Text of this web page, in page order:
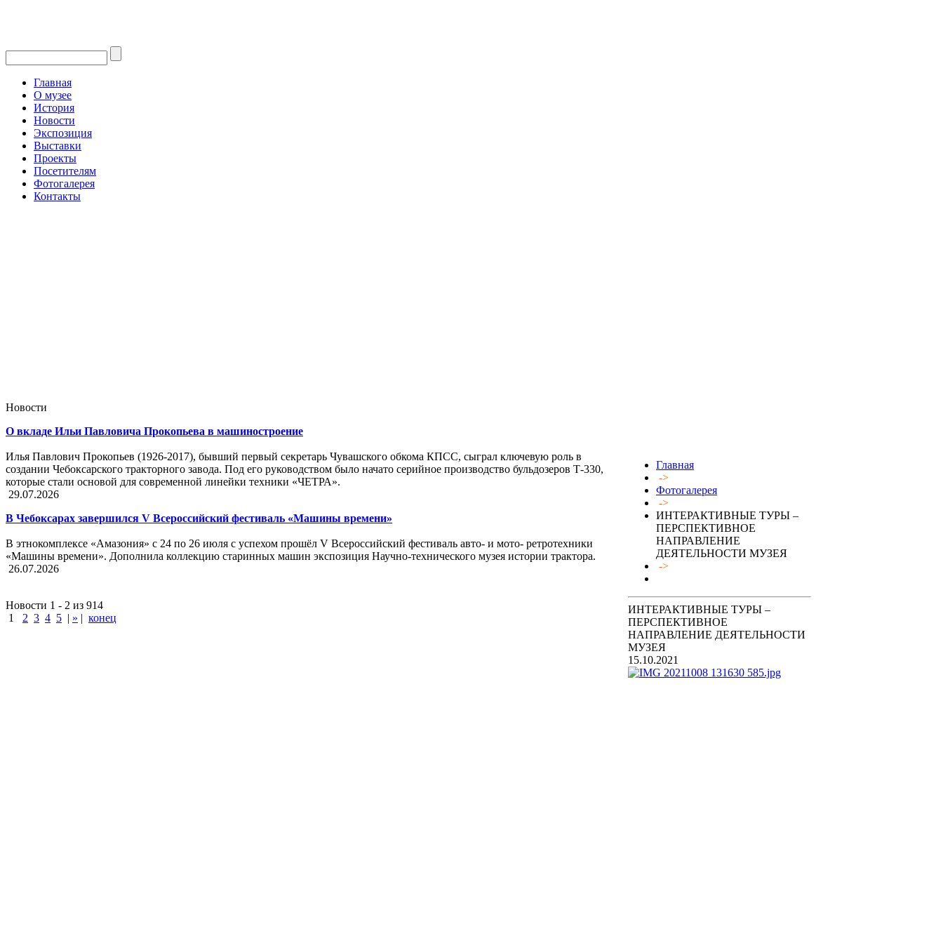
Главная
О музее
История
Новости
Экспозиция
Выставки
Проекты
Посетителям
Фотогалерея
Контакты
Новости
О вкладе Ильи Павловича Прокопьева в машиностроение
Илья Павлович Прокопьев (1926-2017), бывший первый секретарь Чувашского обкома КПСС, сыграл ключевую роль в
создании Чебоксарского тракторного завода. Под его руководством было начато серийное производство бульдозеров Т-330,
которые стали основой для современной линейки техники «ЧЕТРА».
29.07.2026
В Чебоксарах завершился V Всероссийский фестиваль «Машины времени»
В этнокомплексе «Амазония» с 24 по 26 июля с успехом прошёл V Всероссийский фестиваль авто- и мото- ретротехники
«Машины времени». Дополнила коллекцию старинных машин экспозиция Научно-технического музея истории трактора.
26.07.2026
Новости 1 - 2 из 914
1
2 3 4 5 | » | конец
Главная
->
Фотогалерея
->
ИНТЕРАКТИВНЫЕ ТУРЫ –
ПЕРСПЕКТИВНОЕ
НАПРАВЛЕНИЕ
ДЕЯТЕЛЬНОСТИ МУЗЕЯ
->
ИНТЕРАКТИВНЫЕ ТУРЫ –
ПЕРСПЕКТИВНОЕ
НАПРАВЛЕНИЕ ДЕЯТЕЛЬНОСТИ
МУЗЕЯ
15.10.2021